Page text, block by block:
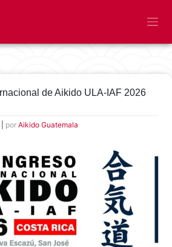
de Aikido ULA-IAF 2026
por Aikido Guatemala